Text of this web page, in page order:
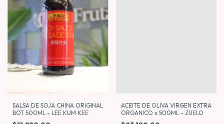
SALSA DE SOJA CHINA ORIGINAL
BOT 500ML - LEE KUM KEE
ACEITE DE OLIVA VIRGEN EXTRA
ORGANICO x 500ML - ZUELO